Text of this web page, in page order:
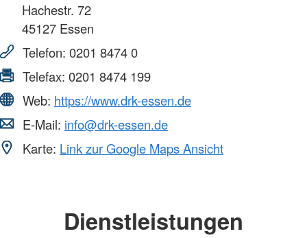
Hachestr. 72
45127 Essen
Telefon: 0201 8474 0
Telefax: 0201 8474 199
Web: https://www.drk-essen.de
E-Mail: info@drk-essen.de
Karte: Link zur Google Maps Ansicht
Dienstleistungen